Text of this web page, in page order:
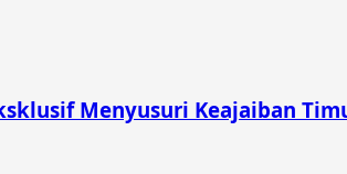
Menyusuri Keajaiban